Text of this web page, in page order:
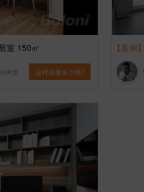
室 150㎡
浏览 这样装修多少钱?
【案例